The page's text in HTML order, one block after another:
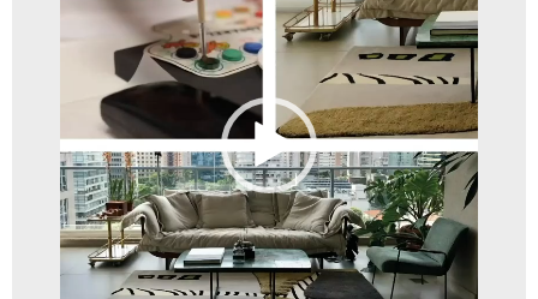
vídeo